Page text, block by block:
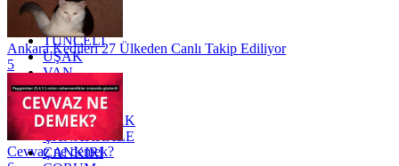
TOKAT
TRABZON
TUNCELİ
UŞAK
VAN
YALOVA
YOZGAT
ZONGULDAK
ÇANAKKALE
ÇANKIRI
Ankara Kedileri 27 Ülkeden Canlı Takip Ediliyor
5
Cevvaz ne demek?